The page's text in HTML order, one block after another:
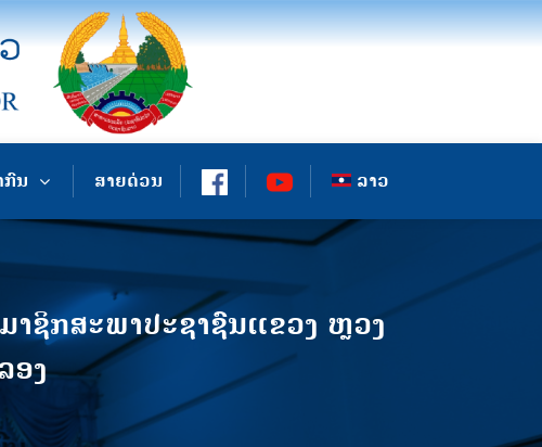
ກົນ ສາຍດ່ວນ ລາວ
ຊິກສະພາປະຊາຊົນແຂວງ ຫຼວງ
ອງ